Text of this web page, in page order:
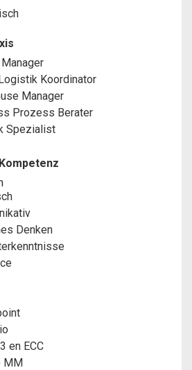
Koordinator
Manager
Prozess Berater
Spezialist
Denken
en ECC
MM